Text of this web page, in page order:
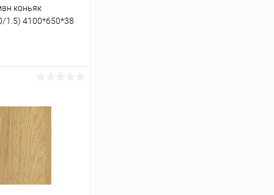
коньяк
1.5) 4100*650*38
К сравнению
наличии